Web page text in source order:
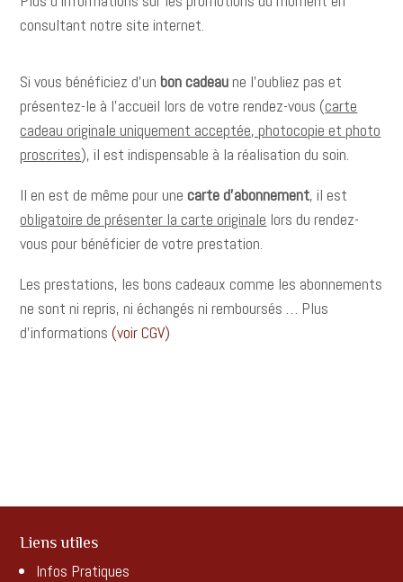
consultant notre site internet.
Si vous bénéficiez d’un bon cadeau ne l’oubliez pas et
présentez-le à l’accueil lors de votre rendez-vous (carte
cadeau originale uniquement acceptée, photocopie et photo
proscrites), il est indispensable à la réalisation du soin.
Il en est de même pour une carte d’abonnement, il est
obligatoire de présenter la carte originale lors du rendez-
vous pour bénéficier de votre prestation.
Les prestations, les bons cadeaux comme les abonnements
ne sont ni repris, ni échangés ni remboursés … Plus
d’informations(voir CGV)
Liens utiles
Infos Pratiques